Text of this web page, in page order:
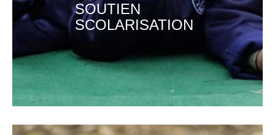
SOUTIEN
SCOLARISATION